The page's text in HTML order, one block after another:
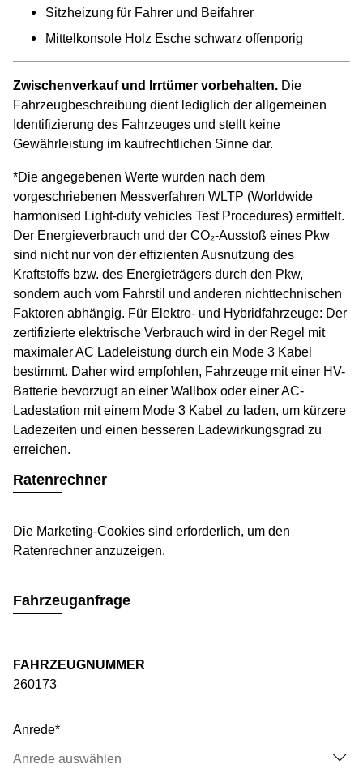
Sitzheizung für Fahrer und Beifahrer
Mittelkonsole Holz Esche schwarz offenporig
Zwischenverkauf und Irrtümer vorbehalten. Die
Fahrzeugbeschreibung dient lediglich der allgemeinen
Identifizierung des Fahrzeuges und stellt keine
Gewährleistung im kaufrechtlichen Sinne dar.
*Die angegebenen Werte wurden nach dem
vorgeschriebenen Messverfahren WLTP (Worldwide
harmonised Light-duty vehicles Test Procedures) ermittelt.
Der Energieverbrauch und der CO₂-Ausstoß eines Pkw
sind nicht nur von der effizienten Ausnutzung des
Kraftstoffs bzw. des Energieträgers durch den Pkw,
sondern auch vom Fahrstil und anderen nichttechnischen
Faktoren abhängig. Für Elektro- und Hybridfahrzeuge: Der
zertifizierte elektrische Verbrauch wird in der Regel mit
maximaler AC Ladeleistung durch ein Mode 3 Kabel
bestimmt. Daher wird empfohlen, Fahrzeuge mit einer HV-
Batterie bevorzugt an einer Wallbox oder einer AC-
Ladestation mit einem Mode 3 Kabel zu laden, um kürzere
Ladezeiten und einen besseren Ladewirkungsgrad zu
erreichen.
Ratenrechner
Die Marketing-Cookies sind erforderlich, um den
Ratenrechner anzuzeigen.
Fahrzeuganfrage
FAHRZEUGNUMMER
260173
Anrede
Anrede auswählen